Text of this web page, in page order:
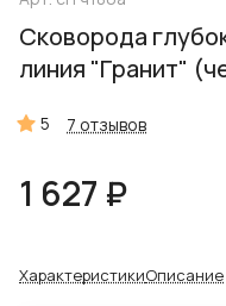
Сковорода
линия "Гранит"
5 7 отзывов
1 627 ₽
ХарактеристикиОписание